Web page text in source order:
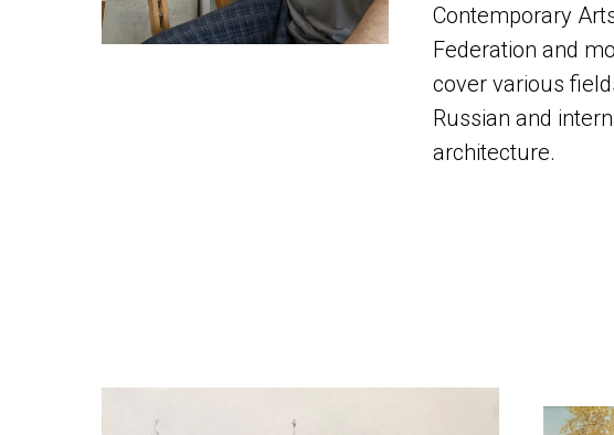
Contemporary
Federation and
cover various
Russian and
architecture.